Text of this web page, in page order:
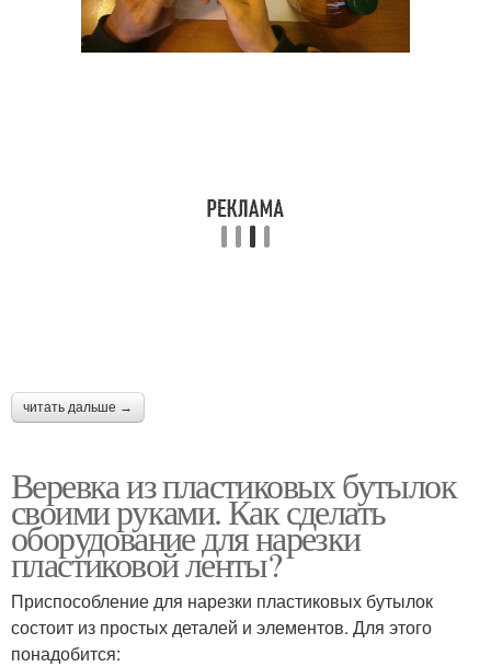
Ленты из пластиковых
бутылок
Бутылки на ленты
Трубки из пластиковых
бутылок
Верёвки из бутылок
Верёвки из
пластиковых бутылок
Трубочки из
пластиковых бутылок
читать дальше →
Веревка из пластиковых бутылок
своими руками. Как сделать
оборудование для нарезки
пластиковой ленты?
Приспособление для нарезки пластиковых бутылок
состоит из простых деталей и элементов. Для этого
понадобится: